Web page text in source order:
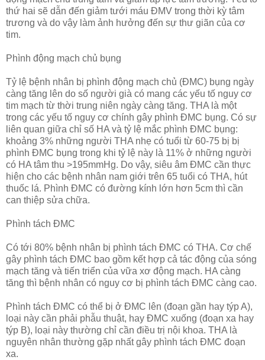
thứ hai sẽ dẫn đến giảm tưới máu ĐMV trong thời kỳ tâm
trương và do vậy làm ảnh hưởng đến sự thư giãn của cơ
tim.
Phình động mạch chủ bụng
Tỷ lệ bệnh nhân bị phình động mạch chủ (ĐMC) bụng ngày
càng tăng lên do số người già có mang các yếu tố nguy cơ
tim mạch từ thời trung niên ngày càng tăng. THA là một
trong các yếu tố nguy cơ chính gây phình ĐMC bụng. Có sự
liên quan giữa chỉ số HA và tỷ lệ mắc phình ĐMC bụng:
khoảng 3% những người THA nhẹ có tuổi từ 60-75 bị bị
phình ĐMC bụng trong khi tỷ lệ này là 11% ở những người
có HA tâm thu >195mmHg. Do vậy, siêu âm ĐMC cần thực
hiện cho các bệnh nhân nam giới trên 65 tuổi có THA, hút
thuốc lá. Phình ĐMC có đường kính lớn hơn 5cm thì cần
can thiệp sửa chữa.
Phình tách ĐMC
Có tới 80% bệnh nhân bị phình tách ĐMC có THA. Cơ chế
gây phình tách ĐMC bao gồm kết hợp cả tác động của sóng
mạch tăng và tiến triển của vữa xơ động mạch. HA càng
tăng thì bệnh nhân có nguy cơ bị phình tách ĐMC càng cao.
Phình tách ĐMC có thể bị ở ĐMC lên (đoạn gần hay týp A),
loại này cần phải phẫu thuật, hay ĐMC xuống (đoạn xa hay
týp B), loại này thường chỉ cần điều trị nội khoa. THA là
nguyên nhân thường gặp nhất gây phình tách ĐMC đoạn
xa.